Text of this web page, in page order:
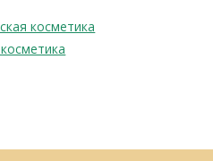
косметика